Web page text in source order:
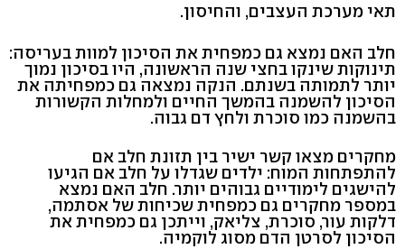
תאי מערכת העצבים, והחיסון.
חלב האם נמצא גם כמפחית את הסיכון למוות בעריסה:
תינוקות שינקו בחצי שנה הראשונה, היו בסיכון נמוך
יותר לתמותה בשנתם. הנקה נמצאה גם כמפחיתה את
הסיכון להשמנה בהמשך החיים ולמחלות הקשורות
בהשמנה כמו סוכרת ולחץ דם גבוה.
מחקרים מצאו קשר ישיר בין תזונת חלב אם
להתפתחות המוח: ילדים שגדלו על חלב אם הגיעו
להישגים לימודיים גבוהים יותר. חלב האם נמצא
במספר מחקרים גם כמפחית שכיחות של אסתמה,
דלקות עור, סוכרת, צליאק, וייתכן גם כמפחית את
הסיכון לסרטן הדם מסוג לוקמיה.